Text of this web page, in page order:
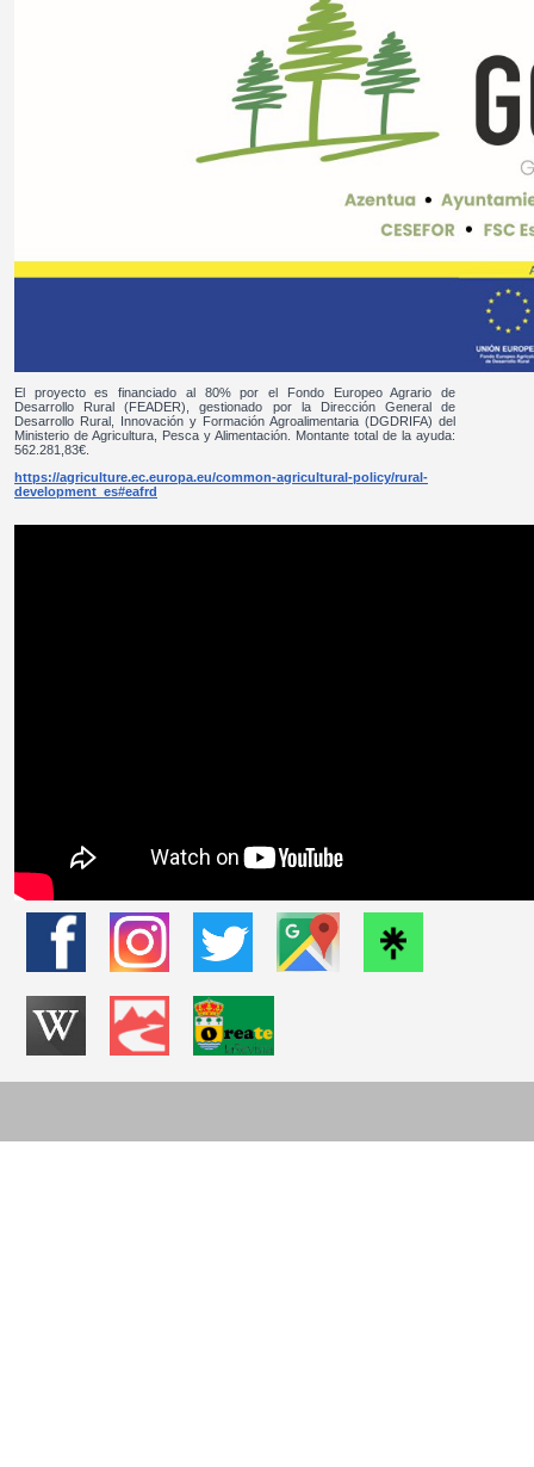
El proyecto es financiado al 80% por el Fondo Europeo Agrario de
Desarrollo Rural (FEADER), gestionado por la Dirección General de
Desarrollo Rural, Innovación y Formación Agroalimentaria (DGDRIFA) del
Ministerio de Agricultura, Pesca y Alimentación. Montante total de la ayuda:
562.281,83€.
https://agriculture.ec.europa.eu/common-agricultural-policy/rural-
development_es#eafrd